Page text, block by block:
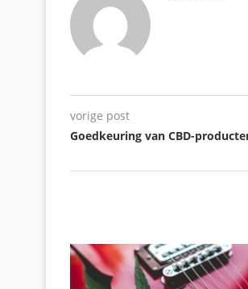
vorige post
Goedkeuring van CBD-